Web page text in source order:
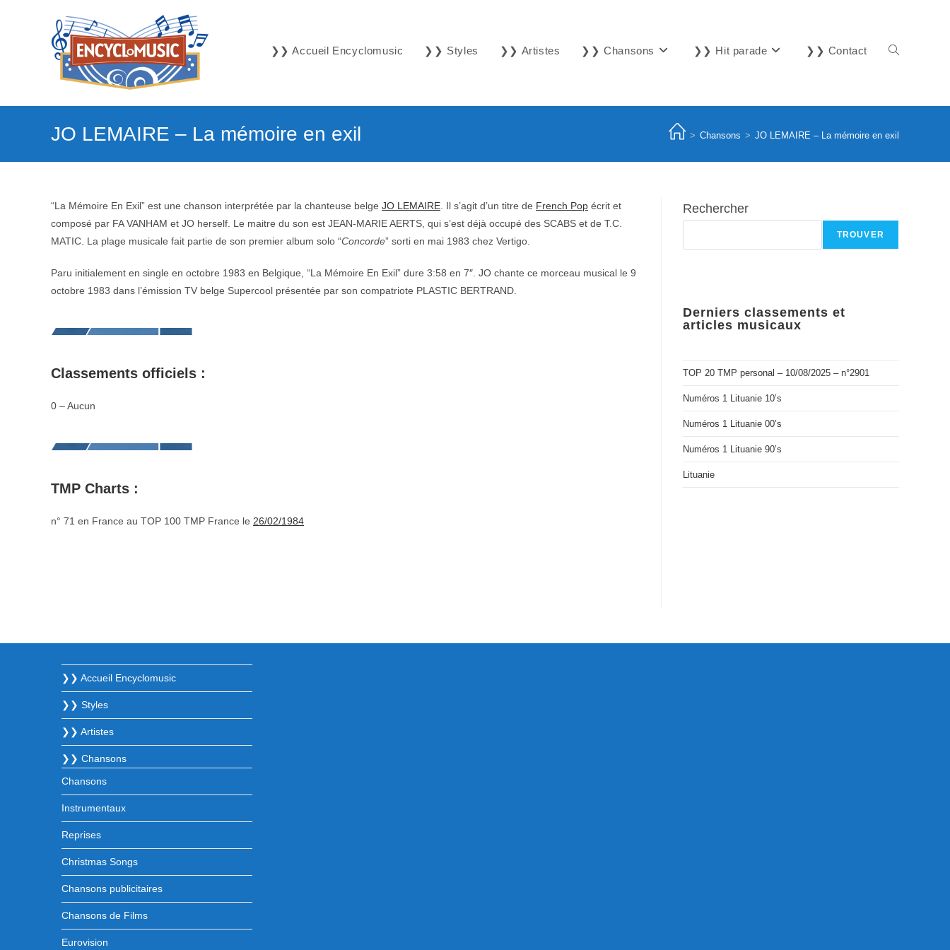
❯❯ Accueil Encyclomusic ❯❯ Styles ❯❯ Artistes ❯❯ Chansons ❯❯ Hit parade ❯❯ Contact Toggle
JO LEMAIRE – La mémoire en exil > Chansons > JO LEMAIRE – La mémoire en exil
“La Mémoire En Exil” est une chanson interprétée par la chanteuse belge JO LEMAIRE . Il s’agit d’un titre de French Pop écrit et
composé par FA VANHAM et JO herself. Le maitre du son est JEAN-MARIE AERTS, qui s’est déjà occupé des SCABS et de T.C.
MATIC. La plage musicale fait partie de son premier album solo “Concorde” sorti en mai 1983 chez Vertigo.
Paru initialement en single en octobre 1983 en Belgique, “La Mémoire En Exil” dure 3:58 en 7″. JO chante ce morceau musical le 9
octobre 1983 dans l’émission TV belge Supercool présentée par son compatriote PLASTIC BERTRAND.
Classements officiels :
0 – Aucun
TMP Charts :
n° 71 en France au TOP 100 TMP France le 26/02/1984
Rechercher
TROUVER
Derniers classements et
articles musicaux
TOP 20 TMP personal – 10/08/2025 – n°2901
Numéros 1 Lituanie 10’s
Numéros 1 Lituanie 00’s
Numéros 1 Lituanie 90’s
Lituanie
❯❯ Accueil Encyclomusic
❯❯ Styles
❯❯ Artistes
❯❯ Chansons
Chansons
Instrumentaux
Reprises
Christmas Songs
Chansons publicitaires
Chansons de Films
Eurovision